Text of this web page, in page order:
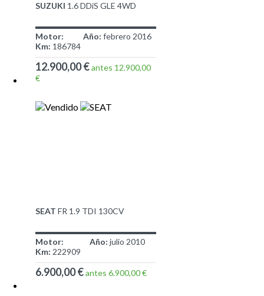
SUZUKI 1.6 DDiS GLE 4WD
Motor: Año: febrero 2016
Km: 186784
12.900,00 €antes 12.900,00
€
SEAT FR 1.9 TDI 130CV
Motor: Año: julio 2010
Km: 222909
6.900,00 €antes 6.900,00 €